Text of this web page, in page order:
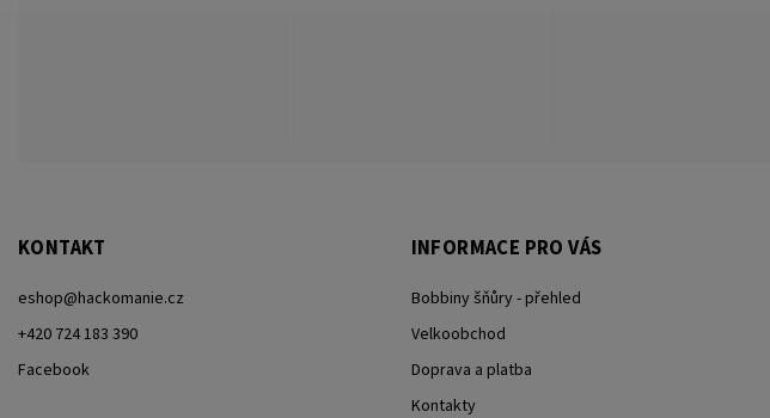
KONTAKT
eshop@hackomanie.cz
+420 724 183 390
Facebook
INFORMACE PRO VÁS
Bobbiny šňůry - přehled
Velkoobchod
Doprava a platba
Kontakty